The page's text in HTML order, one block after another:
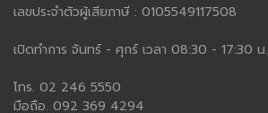
เลขประจำตัวผู้เสียภาษี : 0105549117508
เปิดทำการ จันทร์ - ศุกร์ เวลา 08:30 - 17:30 น.
โทร. 02 246 5550
มือถือ. 092 369 4294